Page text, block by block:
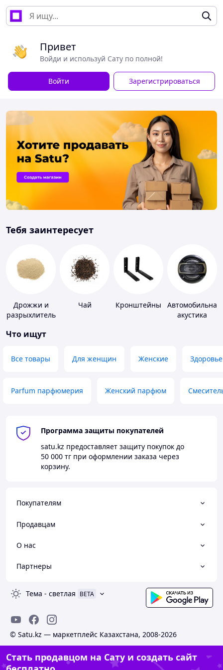
Привет
Войди и используй Сату по полной!
Войти Зарегистрироваться
Тебя заинтересует
Дрожжи и
разрыхлитель
Чай Кронштейны
Автомобильная
акустика
Что ищут
Все товары Для женщин Женские Здоровье
Parfum парфюмерия Женский парфюм
Программа защиты покупателей
satu.kz предоставляет защиту покупок до
50 000 тг при оформлении заказа через
корзину.
Покупателям
Продавцам
О нас
Партнеры
Тема - светлая BETA
© Satu.kz — маркетплейс Казахстана, 2008-2026
Стать продавцом на Сату и создать сайт